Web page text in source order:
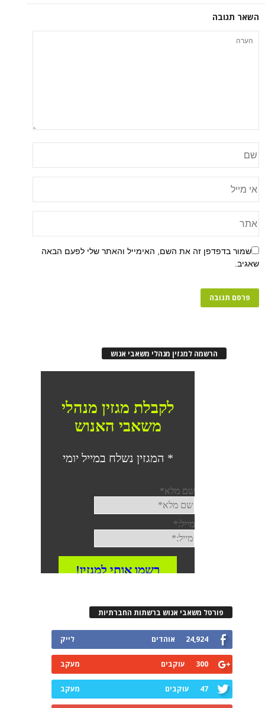
השאר תגובה
שמור בדפדפן זה את השם, האימייל והאתר שלי לפעם הבאה
שאגיב.
הרשמה למגזין מנהלי משאבי אנוש
פורטל משאבי אנוש ברשתות החברתיות
24,924 אוהדים לייק
300 עוקבים מעקב
47 עוקבים מעקב